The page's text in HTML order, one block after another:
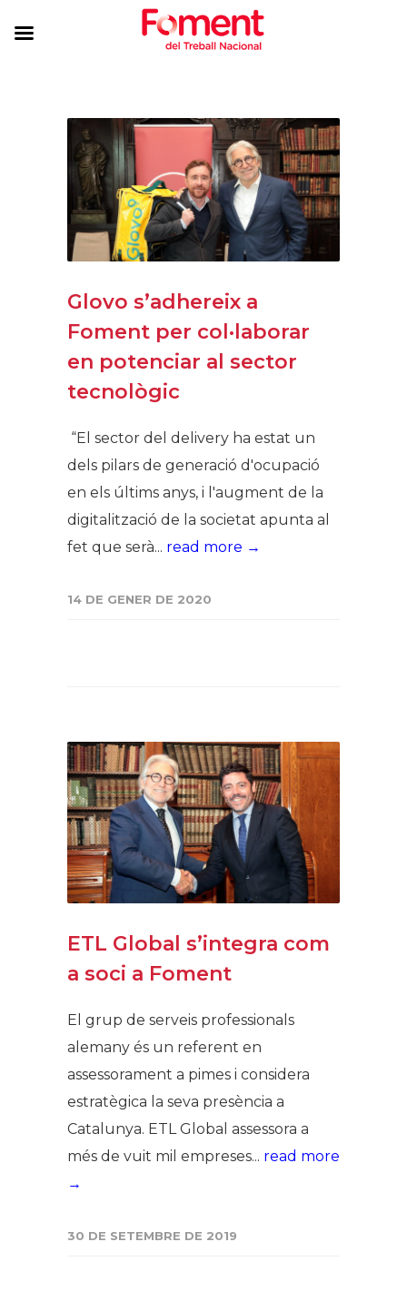
Glovo s’adhereix a
Foment per col·laborar
en potenciar al sector
tecnològic
“El sector del delivery ha estat un
dels pilars de generació d'ocupació
en els últims anys, i l'augment de la
digitalització de la societat apunta al
fet que serà... read more →
14 DE GENER DE 2020
ETL Global s’integra com
a soci a Foment
El grup de serveis professionals
alemany és un referent en
assessorament a pimes i considera
estratègica la seva presència a
Catalunya. ETL Global assessora a
més de vuit mil empreses... read more
→
30 DE SETEMBRE DE 2019